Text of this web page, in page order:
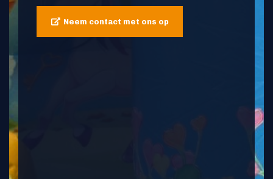
Neem contact met ons op